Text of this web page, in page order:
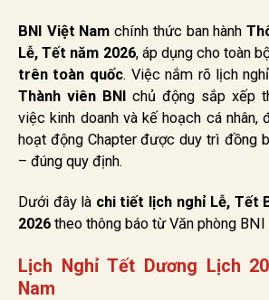
BNI Việt Nam chính thức ban hành
Lễ, Tết năm 2026, áp dụng cho toàn
trên toàn quốc. Việc nắm rõ lịch
Thành viên BNI chủ động sắp xếp
việc kinh doanh và kế hoạch cá nhân,
hoạt động Chapter được duy trì đồng
– đúng quy định.
Dưới đây là chi tiết lịch nghỉ Lễ, Tết
2026 theo thông báo từ Văn phòng
Lịch Nghỉ Tết Dương Lịch
Nam